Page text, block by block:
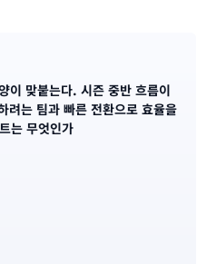
맞붙는다. 시즌 중반 흐름이
려는 팀과 빠른 전환으로 효율을
는 무엇인가